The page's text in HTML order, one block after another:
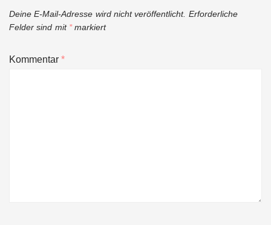
Deine E-Mail-Adresse wird nicht veröffentlicht. Erforderliche
Felder sind mit *markiert
Kommentar*